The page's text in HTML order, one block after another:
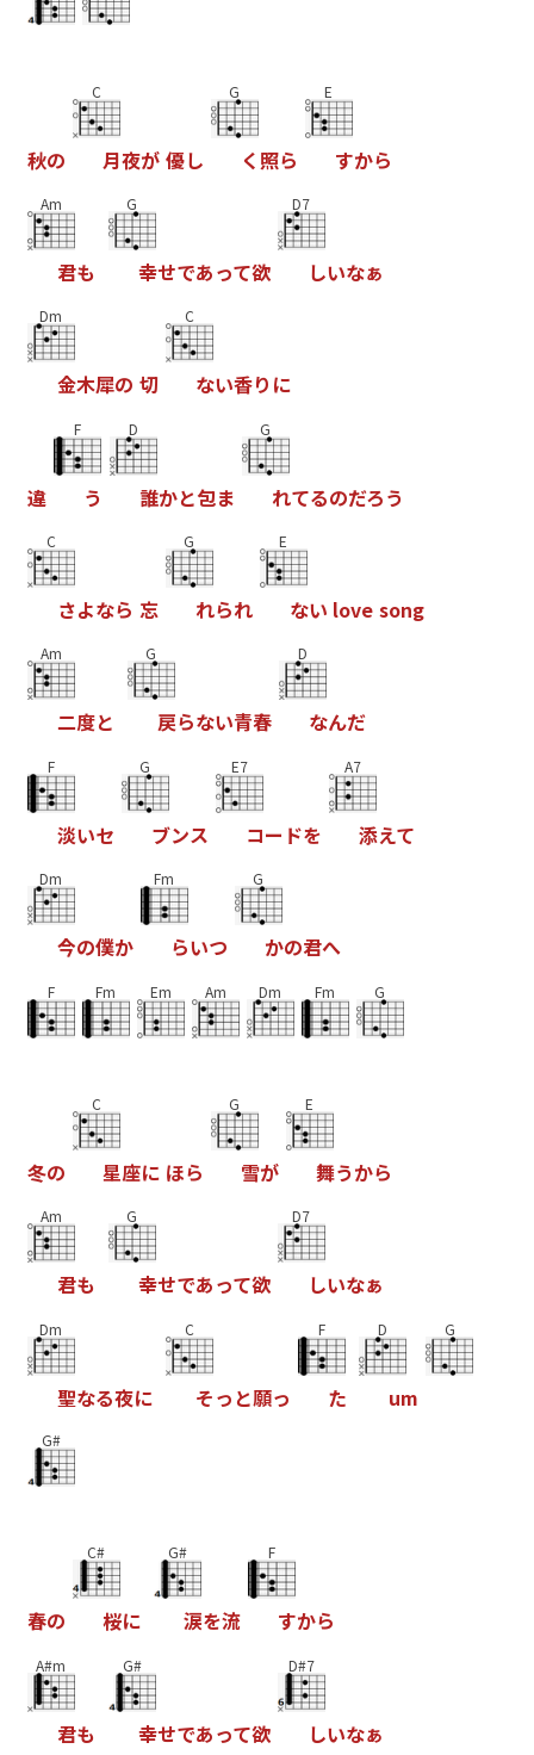
秋の
C
月夜が 優し
G
く 照ら
E
すから
Am
君も
G
幸せであって欲
D7
しいなぁ
Dm
金木犀の 切
C
ない香り に
違
F
う
D
誰かと包ま
G
れてるのだろう
C
さよなら 忘
G
れられ
E
ない love song
Am
二度と
G
戻らない青春
D
なんだ
F
淡いセ
G
ブンス
E7
コー ドを
A7
添えて
Dm
今の僕か
Fm
らいつ
G
かの君へ
F Fm Em Am Dm Fm G
冬の
C
星座に ほら
G
雪が
E
舞うから
Am
君も
G
幸せであって欲
D7
しいなぁ
Dm
聖なる夜に
C
そっ と願っ
F
た
D
um
G
G#
春の
C#
桜に
G#
涙を流
F
すから
A#m
君も
G#
幸せであって欲
D#7
しいなぁ